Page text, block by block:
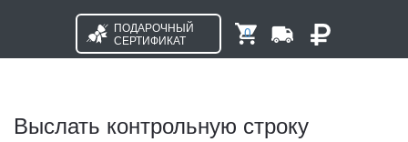
ПОДАРОЧНЫЙ
СЕРТИФИКАТ
0
Выслать контрольную строку